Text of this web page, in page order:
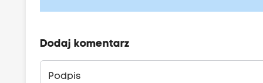
Dodaj komentarz
Podpis